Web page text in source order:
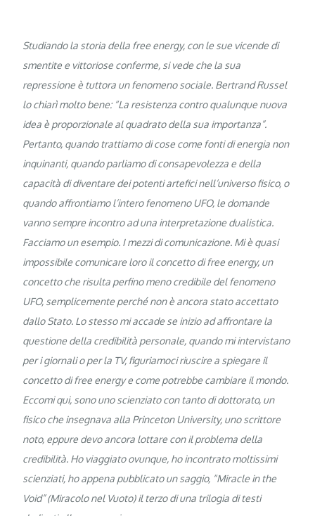
Studiando la storia della free energy, con le sue vicende di
smentite e vittoriose conferme, si vede che la sua
repressione è tuttora un fenomeno sociale. Bertrand Russel
lo chiarì molto bene: “La resistenza contro qualunque nuova
idea è proporzionale al quadrato della sua importanza”.
Pertanto, quando trattiamo di cose come fonti di energia non
inquinanti, quando parliamo di consapevolezza e della
capacità di diventare dei potenti artefici nell’universo fisico, o
quando affrontiamo l’intero fenomeno UFO, le domande
vanno sempre incontro ad una interpretazione dualistica.
Facciamo un esempio. I mezzi di comunicazione. Mi è quasi
impossibile comunicare loro il concetto di free energy, un
concetto che risulta perfino meno credibile del fenomeno
UFO, semplicemente perché non è ancora stato accettato
dallo Stato. Lo stesso mi accade se inizio ad affrontare la
questione della credibilità personale, quando mi intervistano
per i giornali o per la TV, figuriamoci riuscire a spiegare il
concetto di free energy e come potrebbe cambiare il mondo.
Eccomi qui, sono uno scienziato con tanto di dottorato, un
fisico che insegnava alla Princeton University, uno scrittore
noto, eppure devo ancora lottare con il problema della
credibilità. Ho viaggiato ovunque, ho incontrato moltissimi
scienziati, ho appena pubblicato un saggio, “Miracle in the
Void” (Miracolo nel Vuoto) il terzo di una trilogia di testi